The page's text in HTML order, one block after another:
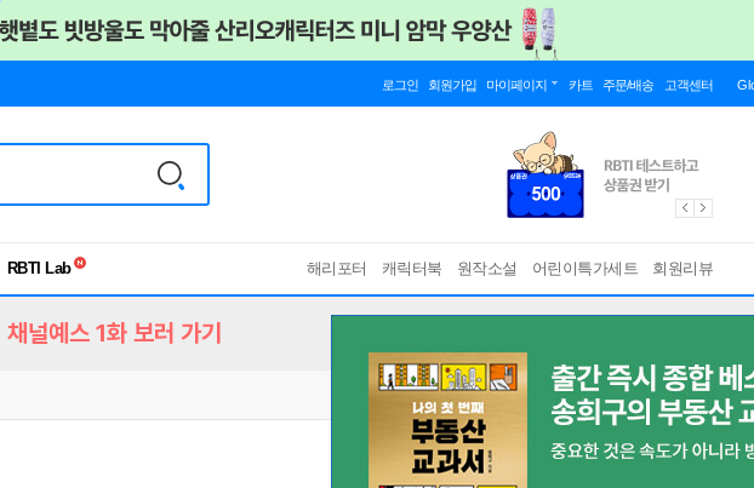
로그인 회원가입 마이페이지 카트 주문/배송 고객센터
독서유형검사
해리포터 캐릭터북 원작소설 어린이특가세트 회원리뷰
채널예스 1화 보러 가기